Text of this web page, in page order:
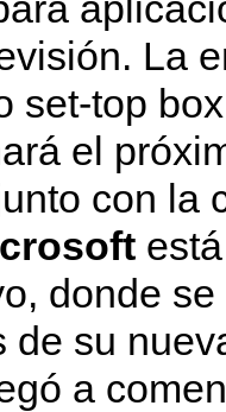
La
set-top
el
con la
donde
de su
a